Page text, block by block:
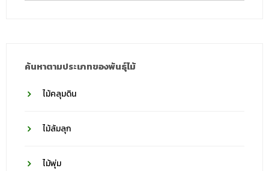
ค้นหาตามประเภทของพันธุ์ไม้
ไม้คลุมดิน
ไม้ล้มลุก
ไม้พุ่ม